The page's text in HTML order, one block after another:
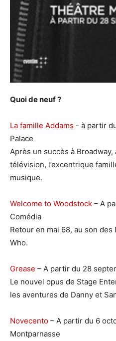
Quoi de neuf ?
La famille Addams - à partir
Palace
Après un succès à Broadway,
télévision, l’excentrique
musique.
Welcome to Woodstock – A
Comédia
Retour en mai 68, au son
Who.
Grease – A partir du 28
Le nouvel opus de Stage
les aventures de Danny et
Novecento – A partir du 6
Montparnasse